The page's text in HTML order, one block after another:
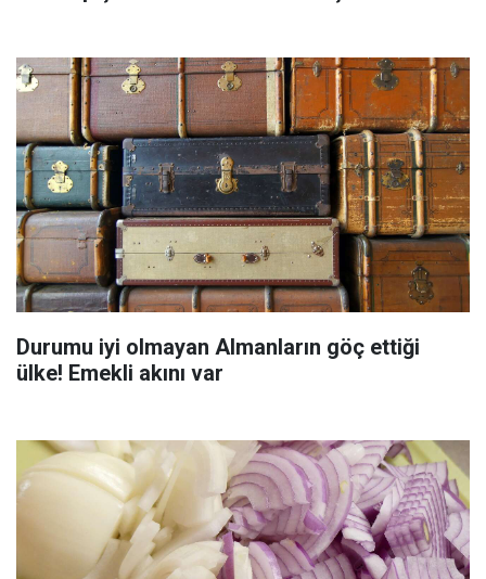
Durumu iyi olmayan Almanların göç ettiği
ülke! Emekli akını var